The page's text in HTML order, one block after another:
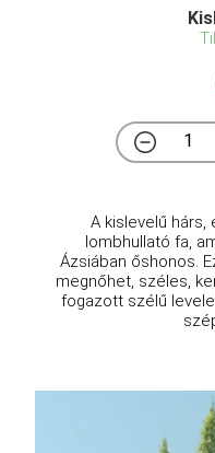
A kislevelű hárs,
lombhullató fa,
Ázsiában őshonos.
megnőhet, széles,
fogazott szélű